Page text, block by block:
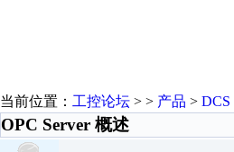
当前位置： 工控论坛 > > 产品 > DCS
OPC Server 概述